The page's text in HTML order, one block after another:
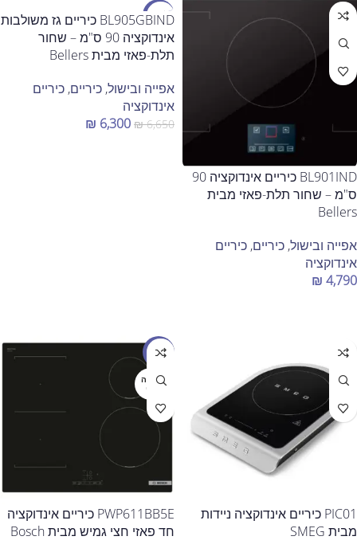
BL901IND כיריים אינדוקציה 90
ס"מ – שחור תלת-פאזי מבית
Bellers
אפייה ובישול, כיריים, כיריים
אינדוקציה
₪ 4,790
מבצע
BL905GBIND כיריים גז משולבות
אינדוקציה 90 ס"מ – שחור
תלת-פאזי מבית Bellers
אפייה ובישול, כיריים, כיריים
אינדוקציה
₪6,650
₪ 6,300
PIC01 כיריים אינדוקציה ניידות
מבית SMEG
מבצע
אזל מה
מלאי
PWP611BB5E כיריים אינדוקציה
חד פאזי חצי גמיש מבית Bosch